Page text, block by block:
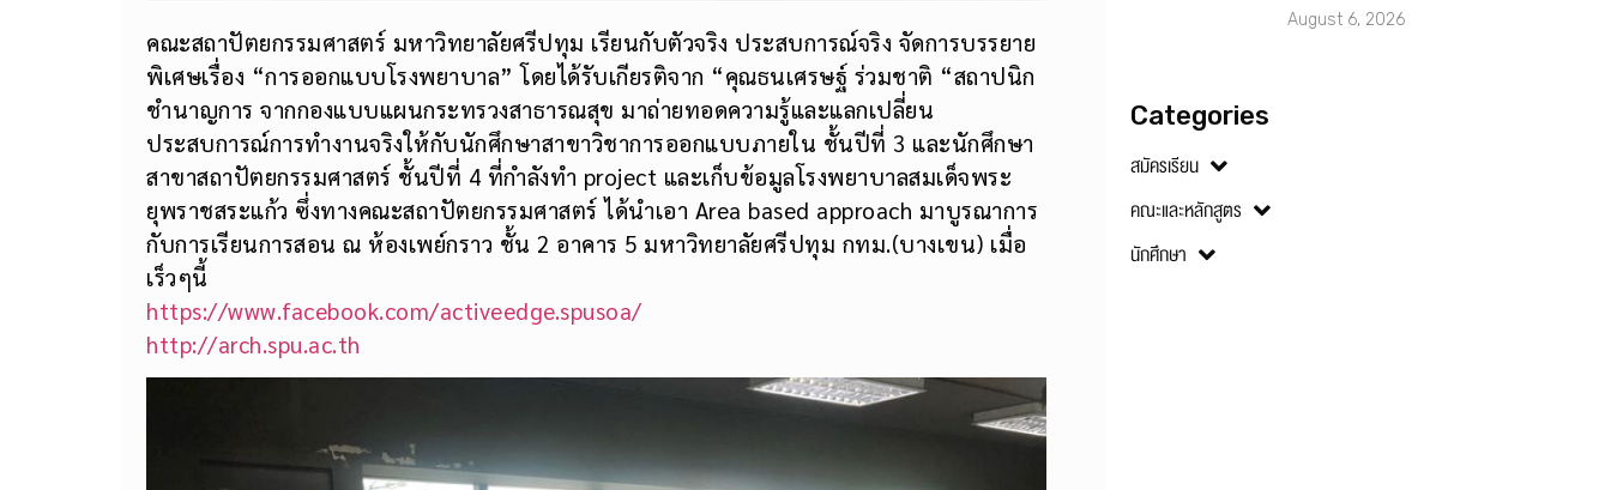
คณะสถาปัตยกรรมศาสตร์ มหาวิทยาลัยศรีปทุม เรียนกับตัวจริง ประสบการณ์จริง จัดการบรรยาย
พิเศษเรื่อง “การออกแบบโรงพยาบาล” โดยได้รับเกียรติจาก “คุณธนเศรษฐ์ ร่วมชาติ “สถาปนิก
ชำนาญการ จากกองแบบแผนกระทรวงสาธารณสุข มาถ่ายทอดความรู้และแลกเปลี่ยน
ประสบการณ์การทำงานจริงให้กับนักศึกษาสาขาวิชาการออกแบบภายใน ชั้นปีที่ 3 และนักศึกษา
สาขาสถาปัตยกรรมศาสตร์ ชั้นปีที่ 4 ที่กำลังทำ project และเก็บข้อมูลโรงพยาบาลสมเด็จพระ
ยุพราชสระแก้ว ซึ่งทางคณะสถาปัตยกรรมศาสตร์ ได้นำเอา Area based approach มาบูรณาการ
กับการเรียนการสอน ณ ห้องเพย์กราว ชั้น 2 อาคาร 5 มหาวิทยาลัยศรีปทุม กทม.(บางเขน) เมื่อ
เร็วๆนี้
https://www.facebook.com/activeedge.spusoa/
http://arch.spu.ac.th
August 6, 2026
Categories
สมัครเรียน
คณะและหลักสูตร
นักศึกษา